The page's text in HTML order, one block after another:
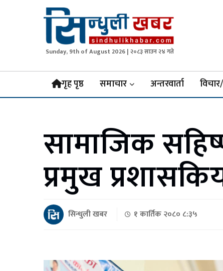
Sindhuli Khabar
News from Sindhuli Nepal
Sunday, 9th of August 2026 | २०८३ साउन २४ गते
गृह पृष्ठ समाचार अन्तरवार्ता
सामाजिक
प्रमुख
सिन्धुली खबर १ कार्तिक २०८० ८:३५